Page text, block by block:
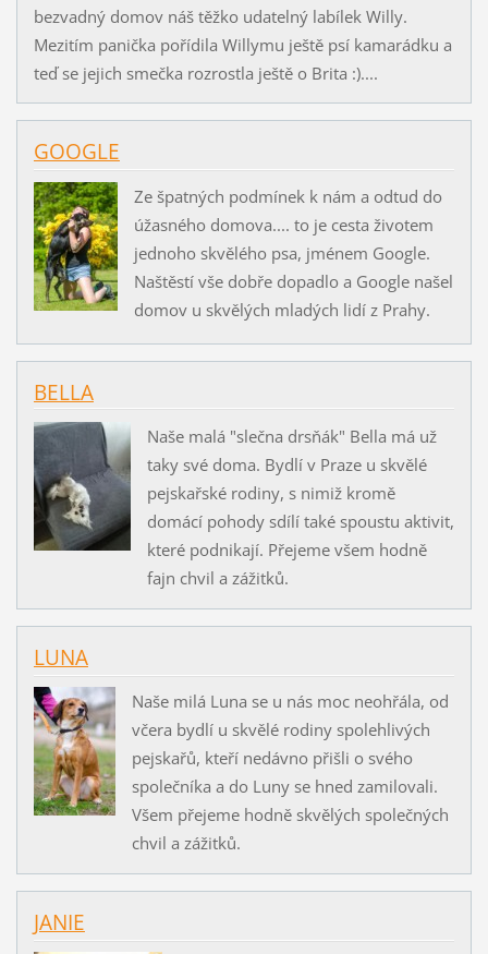
bezvadný domov náš těžko udatelný labílek Willy.
Mezitím panička pořídila Willymu ještě psí kamarádku a
teď se jejich smečka rozrostla ještě o Brita :)....
GOOGLE
Ze špatných podmínek k nám a odtud do
úžasného domova.... to je cesta životem
jednoho skvělého psa, jménem Google.
Naštěstí vše dobře dopadlo a Google našel
domov u skvělých mladých lidí z Prahy.
BELLA
Naše malá "slečna drsňák" Bella má už
taky své doma. Bydlí v Praze u skvělé
pejskařské rodiny, s nimiž kromě
domácí pohody sdílí také spoustu aktivit,
které podnikají. Přejeme všem hodně
fajn chvil a zážitků.
LUNA
Naše milá Luna se u nás moc neohřála, od
včera bydlí u skvělé rodiny spolehlivých
pejskařů, kteří nedávno přišli o svého
společníka a do Luny se hned zamilovali.
Všem přejeme hodně skvělých společných
chvil a zážitků.
JANIE